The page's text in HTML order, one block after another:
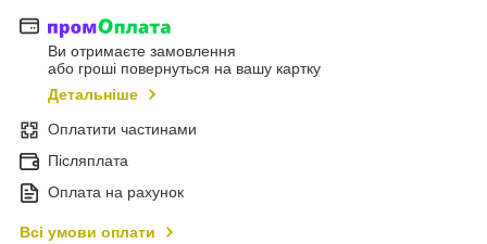
Ви отримаєте замовлення
або гроші повернуться на вашу картку
Детальніше
Оплатити частинами
Післяплата
Оплата на рахунок
Всі умови оплати